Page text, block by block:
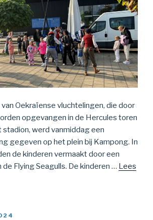
Oekraïense vluchtelingen, die door
opgevangen in de Hercules toren
stadion, werd vanmiddag een
gegeven op het plein bij Kampong. In
de kinderen vermaakt door een
de Flying Seagulls. De kinderen … Lees